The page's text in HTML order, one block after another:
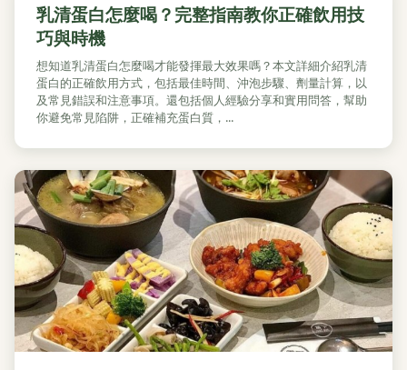
乳清蛋白怎麼喝？完整指南教你正確飲用技
巧與時機
想知道乳清蛋白怎麼喝才能發揮最大效果嗎？本文詳細介紹乳清
蛋白的正確飲用方式，包括最佳時間、沖泡步驟、劑量計算，以
及常見錯誤和注意事項。還包括個人經驗分享和實用問答，幫助
你避免常見陷阱，正確補充蛋白質，...